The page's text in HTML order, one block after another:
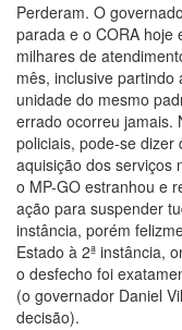
Perderam. O
parada e o CORA hoje
milhares de
mês, inclusive
unidade do mesmo
errado ocorreu jamais.
policiais, pode-se
aquisição dos serviços
o MP-GO estranhou e
ação para suspender
instância, porém
Estado à 2ª instância,
o desfecho foi
(o governador Daniel
decisão).